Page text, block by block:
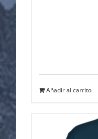
Añadir al carrito